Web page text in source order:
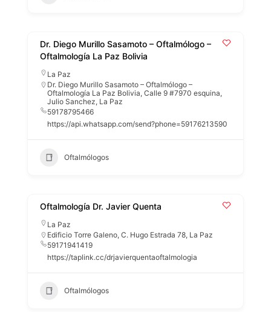
Dr. Diego Murillo Sasamoto – Oftalmólogo –
Oftalmología La Paz Bolivia
La Paz
Dr. Diego Murillo Sasamoto – Oftalmólogo –
Oftalmología La Paz Bolivia, Calle 9 #7970 esquina,
Julio Sanchez, La Paz
59178795466
https://api.whatsapp.com/send?phone=59176213590
Oftalmólogos
Oftalmología Dr. Javier Quenta
La Paz
Edificio Torre Galeno, C. Hugo Estrada 78, La Paz
59171941419
https://taplink.cc/drjavierquentaoftalmologia
Oftalmólogos